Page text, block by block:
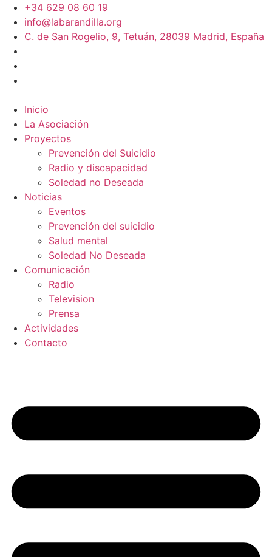
+34 629 08 60 19
info@labarandilla.org
C. de San Rogelio, 9, Tetuán, 28039 Madrid, España
Inicio
La Asociación
Proyectos
Prevención del Suicidio
Radio y discapacidad
Soledad no Deseada
Noticias
Eventos
Prevención del suicidio
Salud mental
Soledad No Deseada
Comunicación
Radio
Television
Prensa
Actividades
Contacto